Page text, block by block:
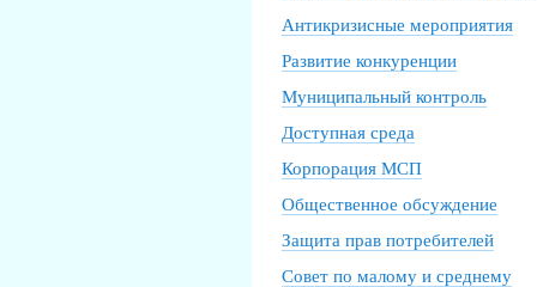
Антикризисные мероприятия
Развитие конкуренции
Муниципальный контроль
Доступная среда
Корпорация МСП
Общественное обсуждение
Защита прав потребителей
Совет по малому и среднему